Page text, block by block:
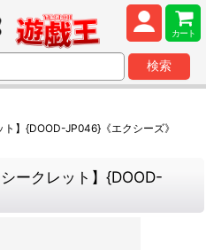
カート
検索
】{DOOD-JP046}《エクシーズ》
ークレット】{DOOD-